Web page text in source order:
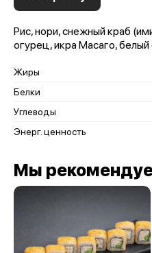
Рис, нори, снежный краб
огурец, икра Масаго, белый
Жиры
Белки
Углеводы
Энерг. ценность
Мы